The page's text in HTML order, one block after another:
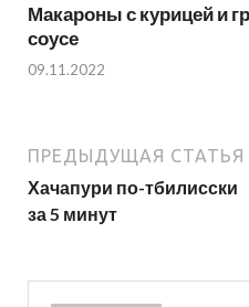
Макароны с курицей и
соусе
09.11.2022
ПРЕДЫДУЩАЯ СТАТЬЯ
Хачапури по-тбилисски
за 5 минут